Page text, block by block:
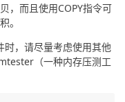
，而且使用COPY指令可
。
时，请尽量考虑使用其他
（一种内存压测工